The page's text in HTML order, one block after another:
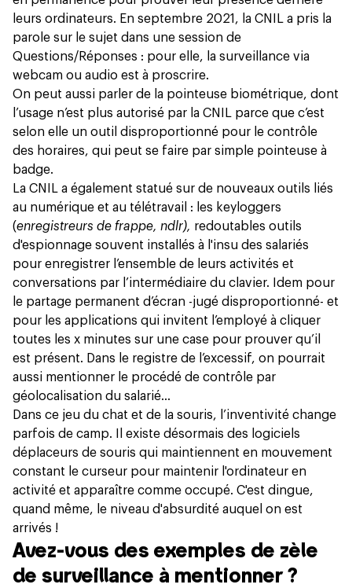
leurs ordinateurs. En septembre 2021, la CNIL a pris la
parole sur le sujet dans une session de
Questions/Réponses : pour elle, la surveillance via
webcam ou audio est à proscrire.
On peut aussi parler de la pointeuse biométrique, dont
l’usage n’est plus autorisé par la CNIL parce que c’est
selon elle un outil disproportionné pour le contrôle
des horaires, qui peut se faire par simple pointeuse à
badge.
La CNIL a également statué sur de nouveaux outils liés
au numérique et au télétravail : les keyloggers
(enregistreurs de frappe, ndlr), redoutables outils
d'espionnage souvent installés à l'insu des salariés
pour enregistrer l’ensemble de leurs activités et
conversations par l’intermédiaire du clavier. Idem pour
le partage permanent d’écran -jugé disproportionné- et
pour les applications qui invitent l’employé à cliquer
toutes les x minutes sur une case pour prouver qu’il
est présent. Dans le registre de l’excessif, on pourrait
aussi mentionner le procédé de contrôle par
géolocalisation du salarié…
Dans ce jeu du chat et de la souris, l’inventivité change
parfois de camp. Il existe désormais des logiciels
déplaceurs de souris qui maintiennent en mouvement
constant le curseur pour maintenir l'ordinateur en
activité et apparaître comme occupé. C'est dingue,
quand même, le niveau d'absurdité auquel on est
arrivés !
Avez-vous des exemples de zèle
de surveillance à mentionner ?